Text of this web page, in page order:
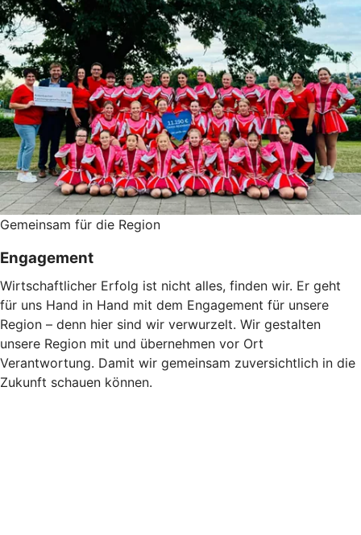
Gemeinsam für die Region
Engagement
Wirtschaftlicher Erfolg ist nicht alles, finden wir. Er geht
für uns Hand in Hand mit dem Engagement für unsere
Region – denn hier sind wir verwurzelt. Wir gestalten
unsere Region mit und übernehmen vor Ort
Verantwortung. Damit wir gemeinsam zuversichtlich in die
Zukunft schauen können.